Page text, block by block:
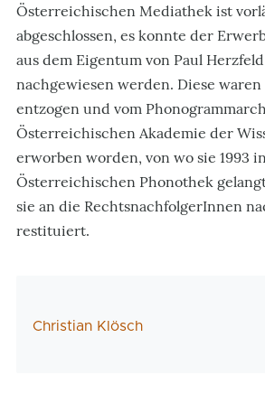
Österreichischen Mediathek ist
abgeschlossen, es konnte der
aus dem Eigentum von Paul
nachgewiesen werden. Diese waren
entzogen und vom
Österreichischen Akademie der
erworben worden, von wo sie 1993
Österreichischen Phonothek
sie an die RechtsnachfolgerInnen
restituiert.
AutorIn
Christian Klösch